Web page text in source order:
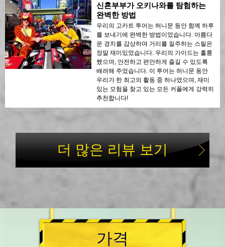
신혼부부가 오키나와를 탐험하는
완벽한 방법
우리의 고카트 투어는 허니문 동안 함께 하루
를 보내기에 완벽한 방법이었습니다. 아름다
운 경치를 감상하며 거리를 질주하는 스릴은
정말 재미있었습니다. 우리의 가이드는 훌륭
했으며, 안전하고 편안하게 즐길 수 있도록
배려해 주었습니다. 이 투어는 허니문 동안
우리가 한 최고의 활동 중 하나였으며, 재미
있는 모험을 찾고 있는 모든 커플에게 강력히
추천합니다!
더 많은 리뷰 보기
가격